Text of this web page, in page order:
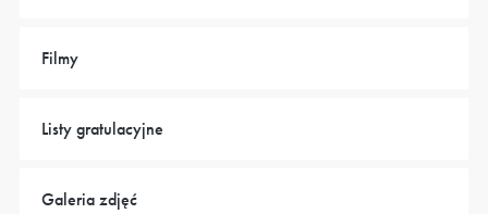
Filmy
Listy gratulacyjne
Galeria zdjęć